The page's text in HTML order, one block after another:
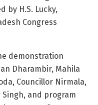
by H.S. Lucky,
Congress
demonstration
Dharambir, Mahila
Councillor Nirmala,
and program